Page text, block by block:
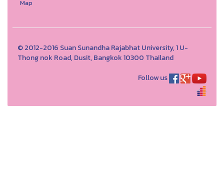
Map
© 2012-2016 Suan Sunandha Rajabhat University, 1 U-
Thong nok Road, Dusit, Bangkok 10300 Thailand
Follow us